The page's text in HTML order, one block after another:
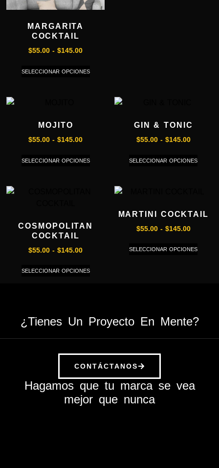
MARGARITA
COCKTAIL
$55.00 - $145.00
SELECCIONAR OPCIONES
MOJITO
$55.00 - $145.00
SELECCIONAR OPCIONES
GIN & TONIC
$55.00 - $145.00
SELECCIONAR OPCIONES
COSMOPOLITAN
COCKTAIL
$55.00 - $145.00
SELECCIONAR OPCIONES
MARTINI COCKTAIL
$55.00 - $145.00
SELECCIONAR OPCIONES
¿Tienes Un Proyecto En Mente?
CONTÁCTANOS
Hagamos que tu marca se vea
mejor que nunca